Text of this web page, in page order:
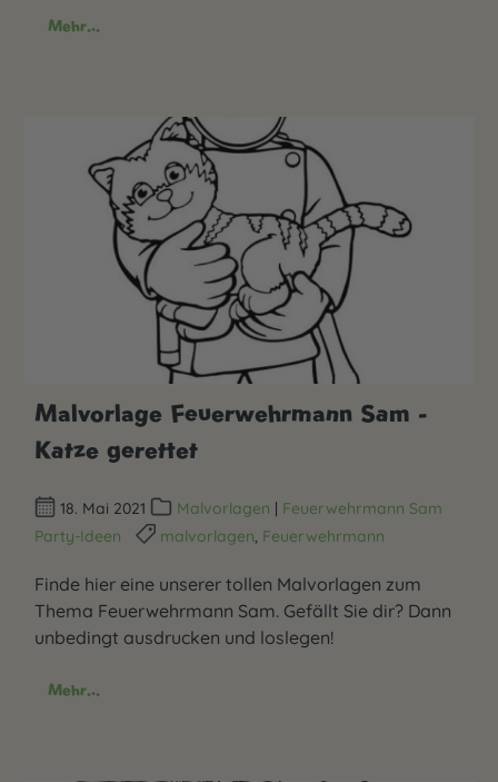
Mehr...
Malvorlage Feuerwehrmann Sam -
Katze gerettet
18. Mai 2021 Malvorlagen | Feuerwehrmann Sam
Party-Ideen
malvorlagen, Feuerwehrmann
Finde hier eine unserer tollen Malvorlagen zum
Thema Feuerwehrmann Sam. Gefällt Sie dir? Dann
unbedingt ausdrucken und loslegen!
Mehr...